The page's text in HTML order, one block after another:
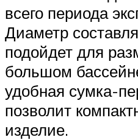
всего периода
Диаметр
подойдет для
большом
удобная сумка-
позволит
изделие.